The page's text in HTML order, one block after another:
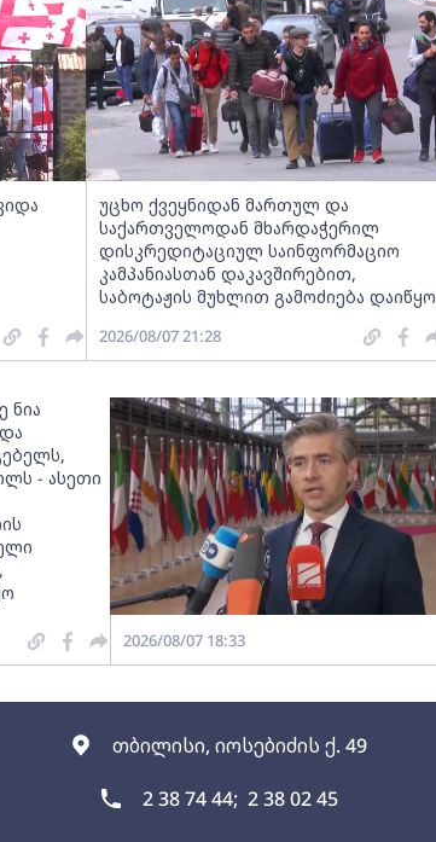
თბილისი, იოსებიძის ქ. 49
2 38 74 44; 2 38 02 45
უცხო ქვეყნიდან მართულ და
საქართველოდან მხარდაჭერილ
დისკრედიტაციულ საინფორმაციო
კამპანიასთან დაკავშირებით,
საბოტაჟის მუხლით გამოძიება დაიწყო
2026/08/07 21:28
ნია
- ასეთი
2026/08/07 18:33